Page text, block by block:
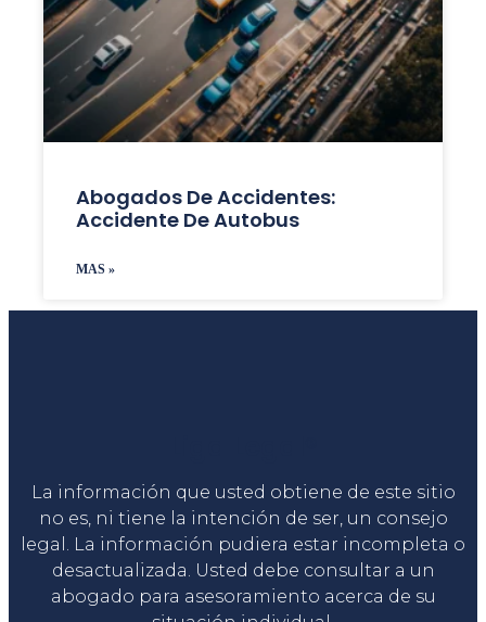
Abogados De Accidentes:
Accidente De Autobus
MAS »
La información que usted obtiene de este sitio
no es, ni tiene la intención de ser, un consejo
legal. La información pudiera estar incompleta o
desactualizada. Usted debe consultar a un
abogado para asesoramiento acerca de su